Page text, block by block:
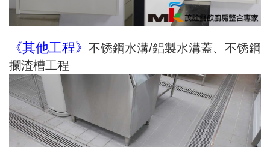
《其他工程》 不锈鋼水溝/鋁製水溝蓋、不锈鋼
攔渣槽工程